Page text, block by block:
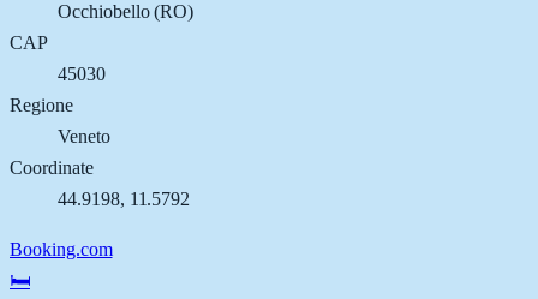
Occhiobello(RO)
CAP
45030
Regione
Veneto
Coordinate
44.9198, 11.5792
Booking.com
🛏️